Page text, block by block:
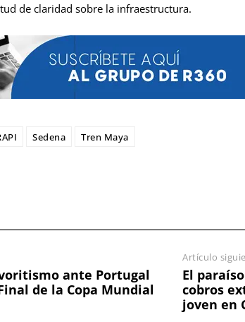
de claridad sobre la infraestructura.
Sedena Tren Maya
ante Portugal
de la Copa Mundial
Artículo
El
cobros
joven en